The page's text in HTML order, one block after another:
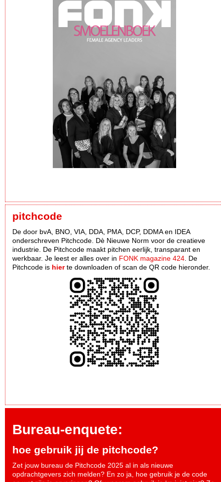
pitchcode
De door bvA, BNO, VIA, DDA, PMA, DCP, DDMA en IDEA
onderschreven Pitchcode. Dè Nieuwe Norm voor de creatieve
industrie. De Pitchcode maakt pitchen eerlijk, transparant en
werkbaar. Je leest er alles over in FONK magazine 424 . De
Pitchcode is hierte downloaden of scan de QR code hieronder.
Bureau-enquete:
hoe gebruik jij de pitchcode?
Zet jouw bureau de Pitchcode 2025 al in als nieuwe
opdrachtgevers zich melden? En zo ja, hoe gebruik je de code